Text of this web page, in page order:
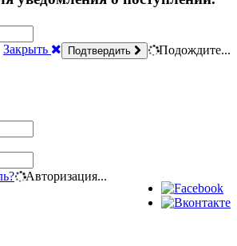
Подтвердить Подождите...
Закрыть
Авторизация...